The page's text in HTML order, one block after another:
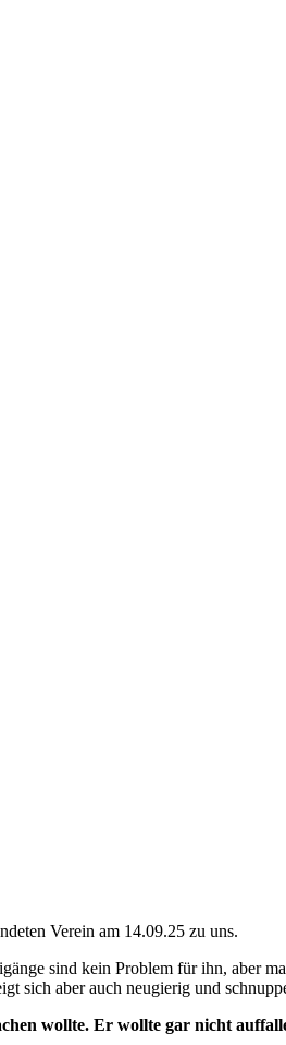
Verein am 14.09.25 zu uns.
sind kein Problem für ihn, aber
sich aber auch neugierig und
wollte. Er wollte gar nicht